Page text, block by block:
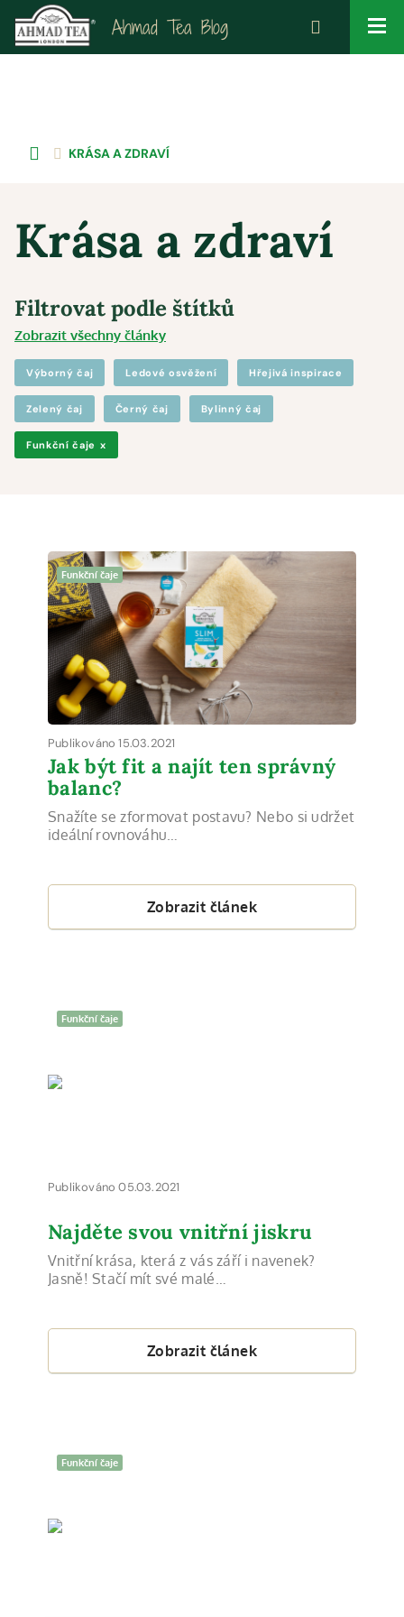
Ahmad Tea Blog
KRÁSA A ZDRAVÍ
Krása a zdraví
Filtrovat podle štítků
Zobrazit všechny články
Výborný čaj Ledové osvěžení Hřejivá inspirace
Zelený čaj Černý čaj Bylinný čaj
Funkční čaje x
Funkční čaje
Publikováno 15.03.2021
Jak být fit a najít ten správný
balanc?
Snažíte se zformovat postavu? Nebo si udržet
ideální rovnováhu…
Zobrazit článek
Funkční čaje
Publikováno 05.03.2021
Najděte svou vnitřní jiskru
Vnitřní krása, která z vás září i navenek?
Jasně! Stačí mít své malé…
Zobrazit článek
Funkční čaje